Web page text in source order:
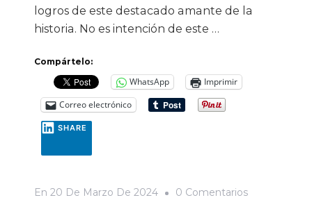
logros de este destacado amante de la
historia. No es intención de este …
Compártelo:
WhatsApp
Imprimir
Correo electrónico
SHARE
En 20 De Marzo De 2024 0 ComentariosEn